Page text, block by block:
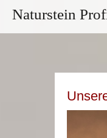
Naturstein